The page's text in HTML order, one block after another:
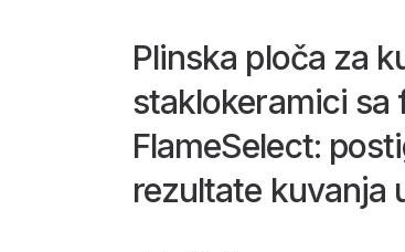
Plinska ploča za
staklokeramici sa
FlameSelect:
rezultate kuvanja